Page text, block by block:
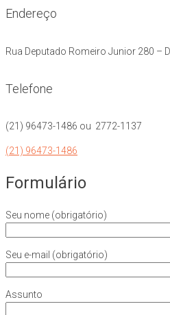
Endereço
Rua Deputado Romeiro Junior 280 –
Telefone
(21) 96473-1486 ou 2772-1137
(21) 96473-1486
Formulário
Seu nome (obrigatório)
Seu e-mail (obrigatório)
Assunto